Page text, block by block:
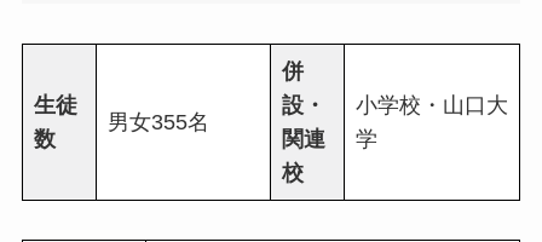
生徒
数
男女355名
併
設・
関連
校
小学校・山口大
学